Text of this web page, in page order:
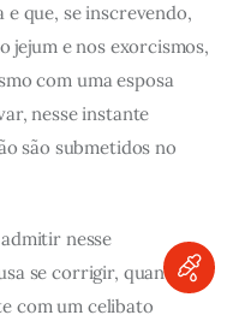
e que, se inscrevendo,
jejum e nos exorcismos,
com uma esposa
nesse instante
são submetidos no
nesse
se corrigir, quando se
com um celibato